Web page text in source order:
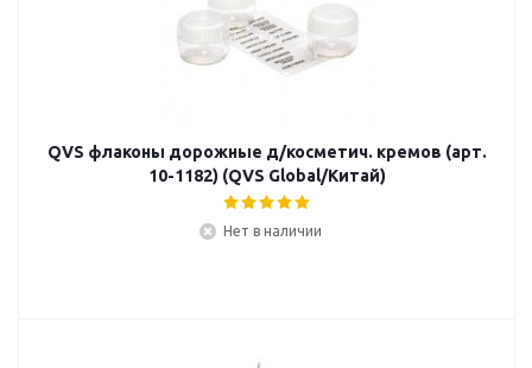
QVS флаконы дорожные д/косметич. кремов (арт.
10-1182) (QVS Global/Китай)
Нет в наличии